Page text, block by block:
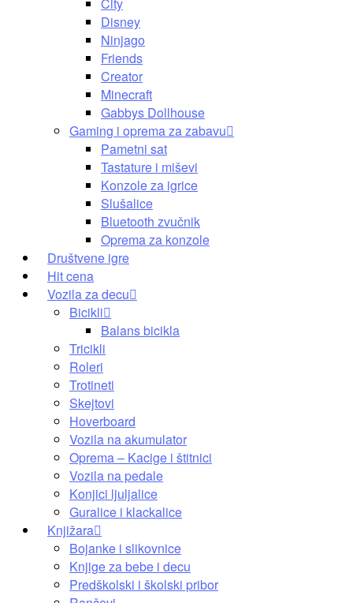
Disney
Ninjago
Friends
Creator
Minecraft
Gabbys Dollhouse
Gaming i oprema za zabavu
Pametni sat
Tastature i miševi
Konzole za igrice
Slušalice
Bluetooth zvučnik
Oprema za konzole
Društvene igre
Hit cena
Vozila za decu
Bicikli
Balans bicikla
Tricikli
Roleri
Trotineti
Skejtovi
Hoverboard
Vozila na akumulator
Oprema – Kacige i štitnici
Vozila na pedale
Konjici ljuljalice
Guralice i klackalice
Knjižara
Bojanke i slikovnice
Knjige za bebe i decu
Predškolski i školski pribor